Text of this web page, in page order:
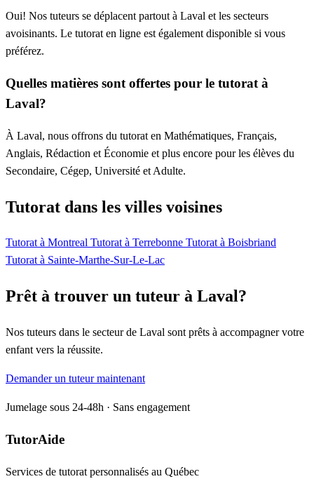
Oui! Nos tuteurs se déplacent partout à Laval et les secteurs
avoisinants. Le tutorat en ligne est également disponible si vous
préférez.
Quelles matières sont offertes pour le tutorat à
Laval?
À Laval, nous offrons du tutorat en Mathématiques, Français,
Anglais, Rédaction et Économie et plus encore pour les élèves du
Secondaire, Cégep, Université et Adulte.
Tutorat dans les villes voisines
Tutorat à Montreal Tutorat à Terrebonne Tutorat à Boisbriand
Tutorat à Sainte-Marthe-Sur-Le-Lac
Prêt à trouver un tuteur à Laval?
Nos tuteurs dans le secteur de Laval sont prêts à accompagner votre
enfant vers la réussite.
Demander un tuteur maintenant
Jumelage sous 24-48h · Sans engagement
TutorAide
Services de tutorat personnalisés au Québec